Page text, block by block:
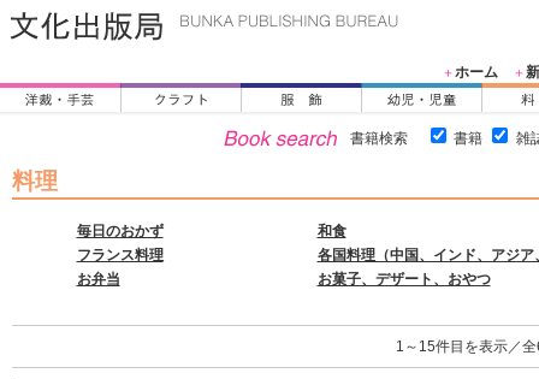
＋ホーム ＋
書籍検索 書籍 雑
料理
毎日のおかず
和食
フランス料理
各国料理（中国、インド、アジ
お弁当
お菓子、デザート、おやつ
1～15件目を表示／